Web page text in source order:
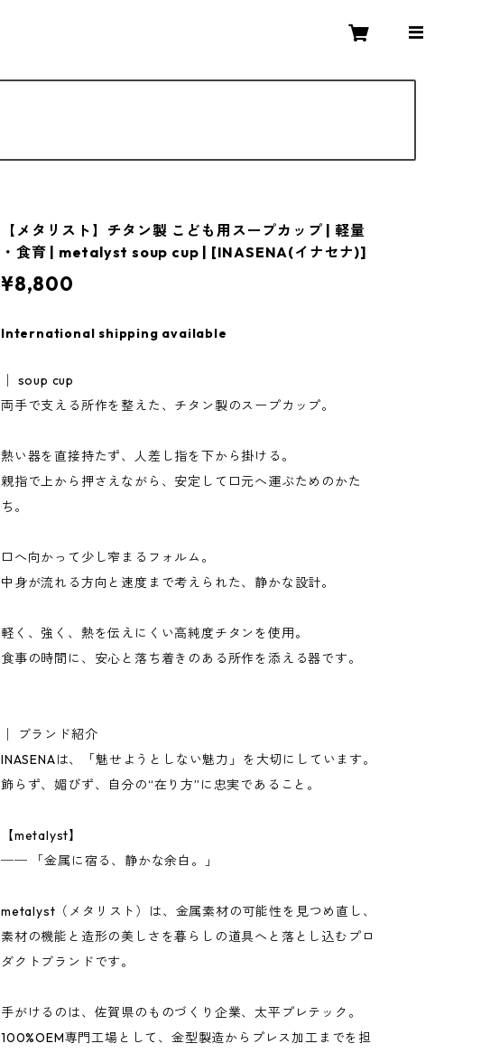
【メタリスト】チタン製 こども用スープカップ | 軽量
・食育 | metalyst soup cup | [INASENA(イナセナ)]
¥8,800
International shipping available
│ soup cup
両手で支える所作を整えた、チタン製のスープカップ。
熱い器を直接持たず、人差し指を下から掛ける。
親指で上から押さえながら、安定して口元へ運ぶためのかた
ち。
口へ向かって少し窄まるフォルム。
中身が流れる方向と速度まで考えられた、静かな設計。
軽く、強く、熱を伝えにくい高純度チタンを使用。
食事の時間に、安心と落ち着きのある所作を添える器です。
│ ブランド紹介
INASENAは、「魅せようとしない魅力」を大切にしています。
飾らず、媚びず、自分の“在り方”に忠実であること。
【metalyst】
── 「金属に宿る、静かな余白。」
metalyst（メタリスト）は、金属素材の可能性を見つめ直し、
素材の機能と造形の美しさを暮らしの道具へと落とし込むプロ
ダクトブランドです。
手がけるのは、佐賀県のものづくり企業、太平プレテック。
100%OEM専門工場として、金型製造からプレス加工までを担